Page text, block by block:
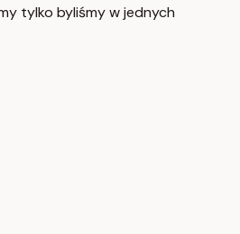
tylko byliśmy w jednych